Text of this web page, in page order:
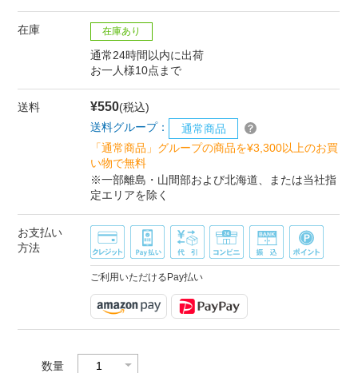
在庫 在庫あり
通常24時間以内に出荷
お一人様10点まで
送料 ¥550(税込)
送料グループ：
通常商品
「通常商品」グループの商品を¥3,300以上のお買
い物で無料
※一部離島・山間部および北海道、または当社指
定エリアを除く
お支払い
方法
ご利用いただけるPay払い
数量